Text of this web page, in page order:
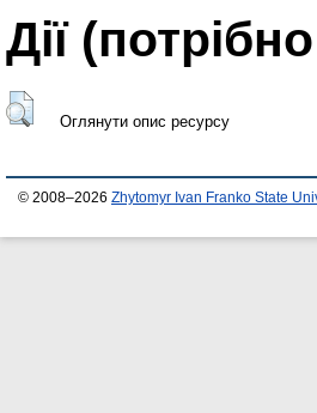
Дії
Оглянути опис ресурсу
© 2008–2026 Zhytomyr Ivan Franko State